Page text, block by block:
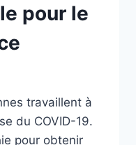
pour le
travaillent à
du COVID-19.
pour obtenir